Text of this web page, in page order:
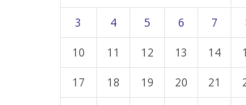
3 4 5 6 7
10 11 12 13 14
17 18 19 20 21